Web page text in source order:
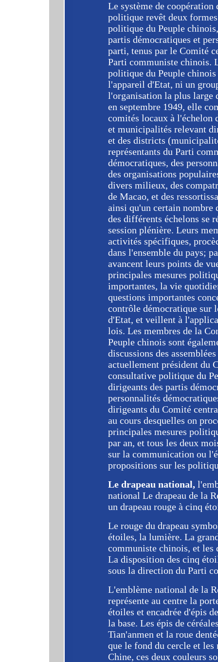
Le système de
politique revêt deux
politique du Peuple
partis démocratiques et
parti, tenus par le Comité
Parti communiste chinois.
politique du Peuple
l'appareil d'Etat, ni un
l'organisation la plus large
en septembre 1949, elle
comités locaux à l'échelon
et municipalités relevant
et des districts
représentants du Parti
démocratiques, des
des organisations
divers milieux, des
de Macao, et des
ainsi qu'un certain nombre
des différents échelons se
session plénière. Leurs
activités spécifiques,
dans l'ensemble du pays;
avancent leurs points de
principales mesures
importantes, la vie
questions importantes
contrôle démocratique sur
d'Etat, et veillent à
lois. Les membres de la
Peuple chinois sont
discussions des
actuellement président du
consultative politique du
dirigeants des partis
personnalités
dirigeants du Comité
au cours desquelles on
principales mesures
par an, et tous les deux
sur la communication ou
propositions sur les
Le drapeau national,
national Le drapeau de la
un drapeau rouge à cinq
Le rouge du drapeau
étoiles, la lumière. La
communiste chinois, et les
La disposition des cinq
sous la direction du Parti
L'emblème national de la
représente au centre la
étoiles et encadrée d'épis
la base. Les épis de
Tian'anmen et la roue
que le fond du cercle et les
Chine, ces deux couleurs